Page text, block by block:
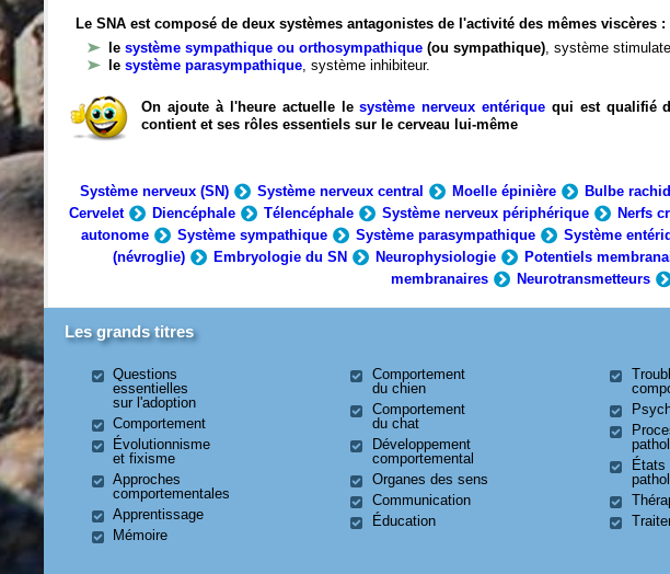
Le SNA est composé de deux systèmes antagonistes de l'activité des mêmes viscères :
lesystème sympathique ou orthosympathique (ou sympathique), système
lesystème parasympathique, système inhibiteur.
On ajoute à l'heure actuelle lesystème nerveux entérique qui est qualifié
contient et ses rôles essentiels sur le cerveau lui-même
Système nerveux (SN) Système nerveux central Moelle épinière Bulbe
Cervelet
Diencéphale Télencéphale Système nerveux périphérique Nerfs
autonome
Système sympathique Système parasympathique Système
(névroglie)
Embryologie du SN Neurophysiologie Potentiels
membranaires
Neurotransmetteurs
Les grands titres
Questions
essentielles
sur l'adoption
Comportement
Évolutionnisme
et fixisme
Approches
comportementales
Apprentissage
Mémoire
Comportement
du chien
Comportement
du chat
Développement
comportemental
Organes des sens
Communication
Éducation
États